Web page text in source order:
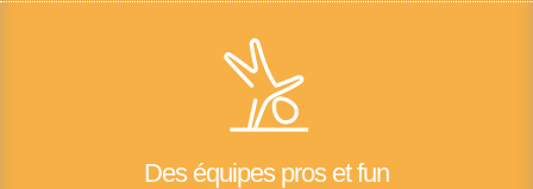
Des équipes pros et fun